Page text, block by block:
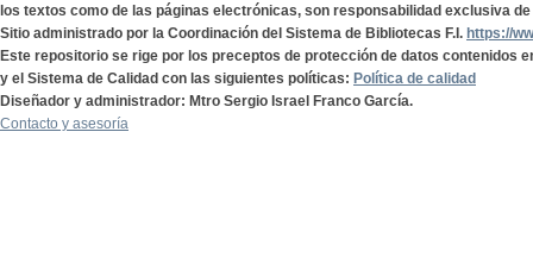
los textos como de las páginas electrónicas, son responsabilidad exclusiva
Sitio administrado por la Coordinación del Sistema de Bibliotecas F.I. https://
Este repositorio se rige por los preceptos de protección de datos contenidos
y el Sistema de Calidad con las siguientes políticas: Política de calidad
Diseñador y administrador: Mtro Sergio Israel Franco García.
Contacto y asesoría